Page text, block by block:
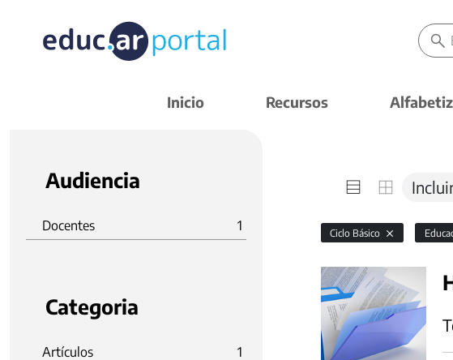
Inicio Recursos
Audiencia
Docentes 1
Categoria
Artículos 1
Ciclo Básico